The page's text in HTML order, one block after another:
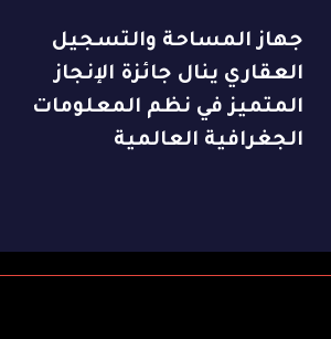
جهاز المساحة والتسجيل
العقاري ينال جائزة الإنجاز
المتميز في نظم المعلومات
الجغرافية العالمية